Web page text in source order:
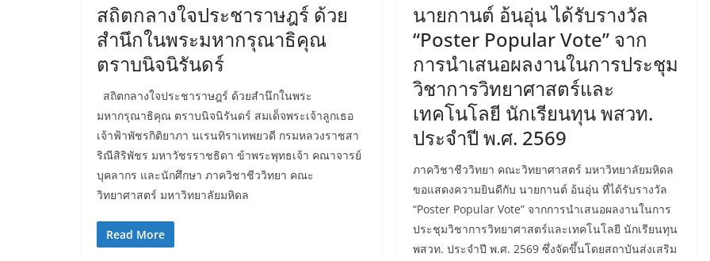
สถิตกลางใจประชาราษฎร์ ด้วย
สำนึกในพระมหากรุณาธิคุณ
ตราบนิจนิรันดร์
สถิตกลางใจประชาราษฎร์ ด้วยสำนึกในพระ
มหากรุณาธิคุณ ตราบนิจนิรันดร์ สมเด็จพระเจ้าลูกเธอ
เจ้าฟ้าพัชรกิติยาภา นเรนทิราเทพยวดี กรมหลวงราชสา
ริณีสิริพัชร มหาวัชรราชธิดา ข้าพระพุทธเจ้า คณาจารย์
บุคลากร และนักศึกษา ภาควิชาชีววิทยา คณะ
วิทยาศาสตร์ มหาวิทยาลัยมหิดล
Read More
นายกานต์ อ้นอุ่น ได้รับรางวัล
“Poster Popular Vote” จาก
การนำเสนอผลงานในการประชุม
วิชาการวิทยาศาสตร์และ
เทคโนโลยี นักเรียนทุน พสวท.
ประจำปี พ.ศ. 2569
ภาควิชาชีววิทยา คณะวิทยาศาสตร์ มหาวิทยาลัยมหิดล
ขอแสดงความยินดีกับ นายกานต์ อ้นอุ่น ที่ได้รับรางวัล
“Poster Popular Vote” จากการนำเสนอผลงานในการ
ประชุมวิชาการวิทยาศาสตร์และเทคโนโลยี นักเรียนทุน
พสวท. ประจำปี พ.ศ. 2569 ซึ่งจัดขึ้นโดยสถาบันส่งเสริม